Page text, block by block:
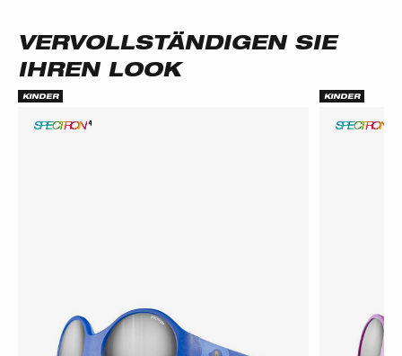
VERVOLLSTÄNDIGEN SIE
IHREN LOOK
KINDER KINDER